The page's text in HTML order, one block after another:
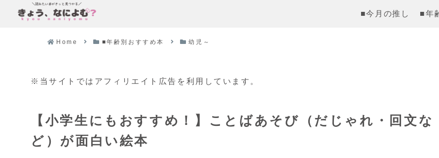
■今月の推し ■年
Home ■年齢別おすすめ本 幼児～
※当サイトではアフィリエイト広告を利用しています。
【小学生にもおすすめ！】ことばあそび（だじゃれ・回文な
ど）が面白い絵本